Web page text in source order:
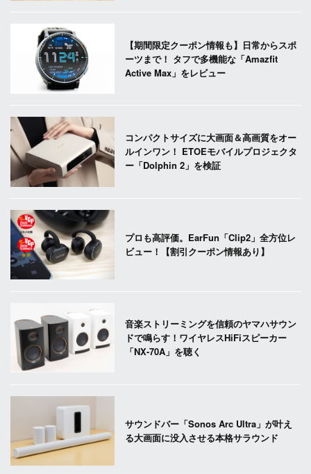
【期間限定クーポン情報も】日常からスポ
ーツまで！ タフで多機能な「Amazfit
Active Max」をレビュー
コンパクトサイズに大画面＆高画質をオー
ルインワン！ ETOEモバイルプロジェクタ
ー「Dolphin 2」を検証
プロも高評価。EarFun「Clip2」全方位レ
ビュー！【割引クーポン情報あり】
音楽ストリーミングを信頼のヤマハサウン
ドで鳴らす！ワイヤレスHiFiスピーカー
「NX-70A」を聴く
サウンドバー「Sonos Arc Ultra」が叶え
る大画面に没入させる本格サラウンド